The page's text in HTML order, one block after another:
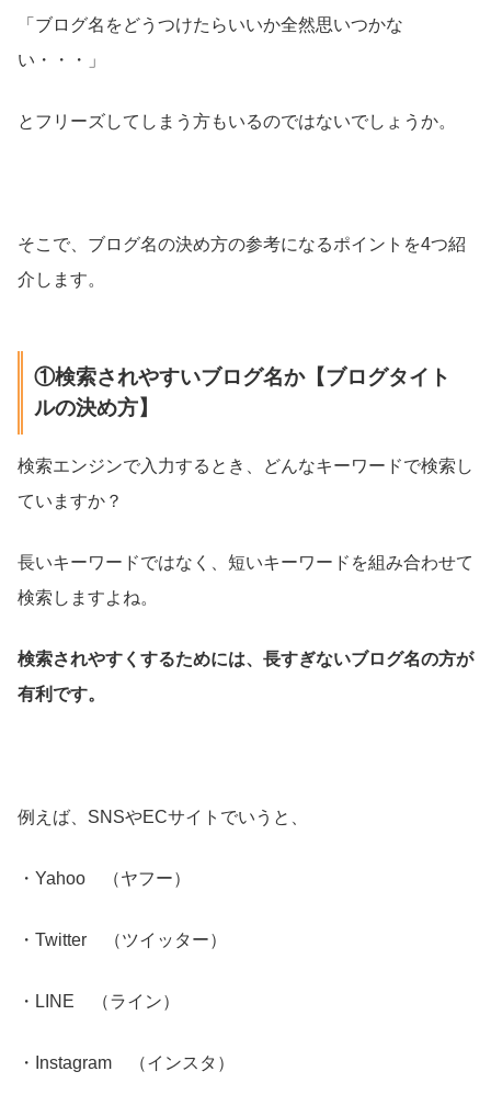
「ブログ名をどうつけたらいいか全然思いつかな
い・・・」
とフリーズしてしまう方もいるのではないでしょうか。
そこで、ブログ名の決め方の参考になるポイントを4つ紹
介します。
①検索されやすいブログ名か【ブログタイト
ルの決め方】
検索エンジンで入力するとき、どんなキーワードで検索し
ていますか？
長いキーワードではなく、短いキーワードを組み合わせて
検索しますよね。
検索されやすくするためには、長すぎないブログ名の方が
有利です。
例えば、SNSやECサイトでいうと、
・Yahoo （ヤフー）
・Twitter （ツイッター）
・LINE （ライン）
・Instagram （インスタ）